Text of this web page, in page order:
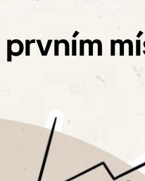
v týdnu pak